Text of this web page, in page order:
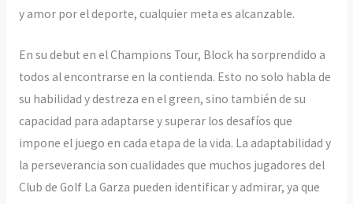
y amor por el deporte, cualquier meta es alcanzable.
En su debut en el Champions Tour, Block ha sorprendido a
todos al encontrarse en la contienda. Esto no solo habla de
su habilidad y destreza en el green, sino también de su
capacidad para adaptarse y superar los desafíos que
impone el juego en cada etapa de la vida. La adaptabilidad y
la perseverancia son cualidades que muchos jugadores del
Club de Golf La Garza pueden identificar y admirar, ya que